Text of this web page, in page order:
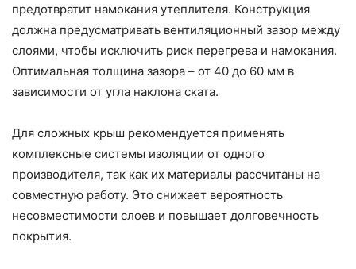
предотвратит намокания утеплителя. Конструкция
должна предусматривать вентиляционный зазор между
слоями, чтобы исключить риск перегрева и намокания.
Оптимальная толщина зазора – от 40 до 60 мм в
зависимости от угла наклона ската.
Для сложных крыш рекомендуется применять
комплексные системы изоляции от одного
производителя, так как их материалы рассчитаны на
совместную работу. Это снижает вероятность
несовместимости слоев и повышает долговечность
покрытия.